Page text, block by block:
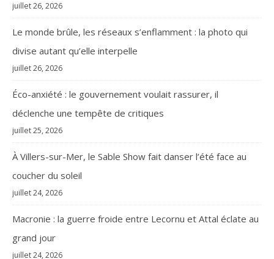
juillet 26, 2026
Le monde brûle, les réseaux s’enflamment : la photo qui
divise autant qu’elle interpelle
juillet 26, 2026
Éco-anxiété : le gouvernement voulait rassurer, il
déclenche une tempête de critiques
juillet 25, 2026
À Villers-sur-Mer, le Sable Show fait danser l’été face au
coucher du soleil
juillet 24, 2026
Macronie : la guerre froide entre Lecornu et Attal éclate au
grand jour
juillet 24, 2026